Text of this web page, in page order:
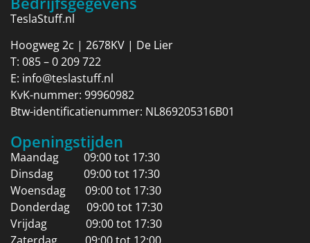
TeslaStuff.nl
Hoogweg 2c | 2678KV | De Lier
T: 085 – 0 209 722
E: info@teslastuff.nl
KvK-nummer: 99960982
Btw-identificatienummer: NL869205316B01
Openingstijden
Maandag 09:00 tot 17:30
Dinsdag 09:00 tot 17:30
Woensdag 09:00 tot 17:30
Donderdag 09:00 tot 17:30
Vrijdag 09:00 tot 17:30